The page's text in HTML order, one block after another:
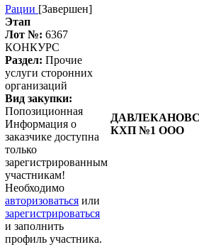
Рации [Завершен]
Этап
Лот №: 6367
КОНКУРС
Раздел: Прочие
услуги сторонних
организаций
Вид закупки:
Попозиционная
Информация о
заказчике доступна
только
зарегистрированным
участникам!
Необходимо
авторизоваться или
зарегистрироваться
и заполнить
профиль участника.
КХП №1 ООО